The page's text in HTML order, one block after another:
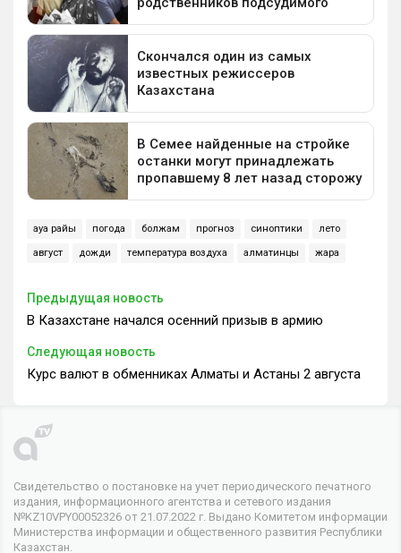
ауа райы погода болжам прогноз синоптики лето
август дожди температура воздуха алматинцы жара
Предыдущая новость
В Казахстане начался осенний призыв в армию
Следующая новость
Курс валют в обменниках Алматы и Астаны 2 августа
Свидетельство о постановке на учет периодического печатного
издания, информационного агентства и сетевого издания
№KZ10VPY00052326 от 21.07.2022 г. Выдано Комитетом информации
Министерства информации и общественного развития Республики
Казахстан.